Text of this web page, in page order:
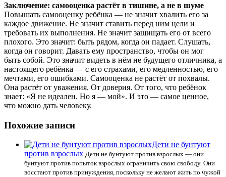
Заключение: самооценка растёт в тишине, а не в шуме
Повышать самооценку ребёнка — не значит хвалить его за
каждое движение. Не значит ставить перед ним цели и
требовать их выполнения. Не значит защищать его от всего
плохого. Это значит: быть рядом, когда он падает. Слушать,
когда он говорит. Давать ему пространство, чтобы он мог
быть собой. Это значит видеть в нём не будущего отличника, а
настоящего ребёнка — с его страхами, его медленностью, его
мечтами, его ошибками. Самооценка не растёт от похвалы.
Она растёт от уважения. От доверия. От того, что ребёнок
знает: «Я не идеален. Но я — мой». И это — самое ценное,
что можно дать человеку.
Похожие записи
Дети не бунтуют
против взрослых Дети не бунтуют против взрослых — они
бунтуют против попыток взрослых ограничить свою свободу. Они
восстают против принуждения, поскольку не желают жить по чужой